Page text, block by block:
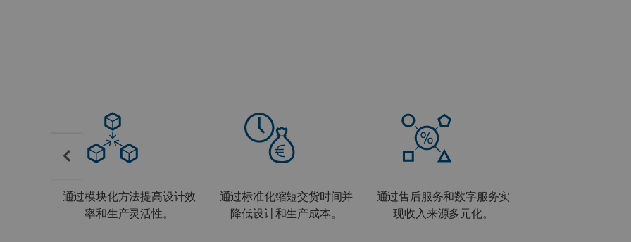
通过模块化方法提高设计效
率和生产灵活性。
通过标准化缩短交货时间并
降低设计和生产成本。
通过售后服务和数字服务实
现收入来源多元化。